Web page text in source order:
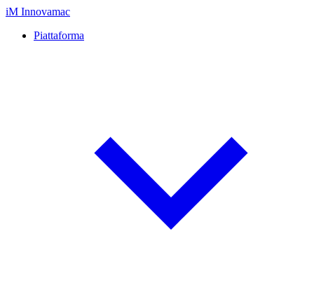
iM Innovamac
Piattaforma